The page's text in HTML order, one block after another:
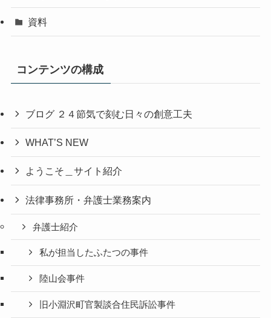
資料
コンテンツの構成
ブログ ２４節気で刻む日々の創意工夫
WHAT’S NEW
ようこそ＿サイト紹介
法律事務所・弁護士業務案内
弁護士紹介
私が担当したふたつの事件
陸山会事件
旧小淵沢町官製談合住民訴訟事件